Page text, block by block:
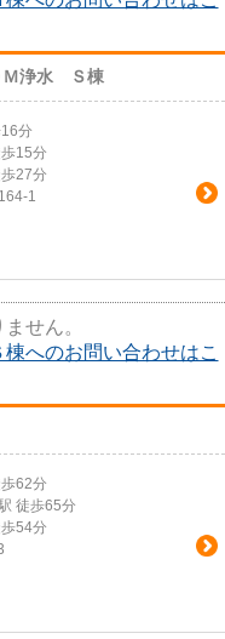
Ｍ浄水 Ｓ棟
16分
歩15分
歩27分
1
せん。
へのお問い合わせはこ
歩62分
徒歩65分
歩54分